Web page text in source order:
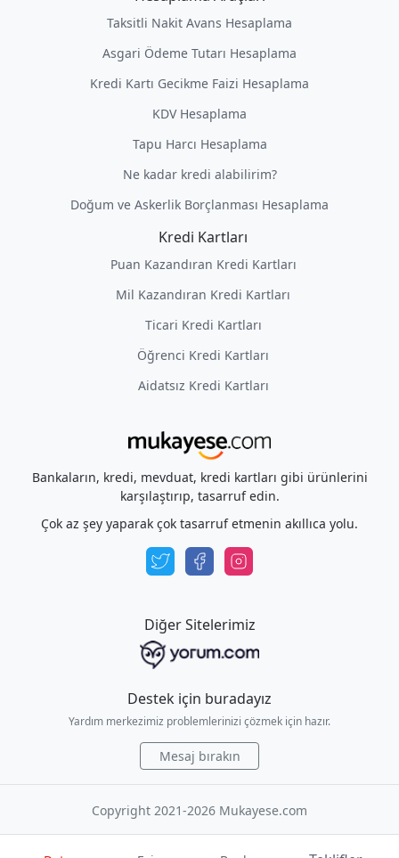
Taksitli Nakit Avans Hesaplama
Asgari Ödeme Tutarı Hesaplama
Kredi Kartı Gecikme Faizi Hesaplama
KDV Hesaplama
Tapu Harcı Hesaplama
Ne kadar kredi alabilirim?
Doğum ve Askerlik Borçlanması Hesaplama
Kredi Kartları
Puan Kazandıran Kredi Kartları
Mil Kazandıran Kredi Kartları
Ticari Kredi Kartları
Öğrenci Kredi Kartları
Aidatsız Kredi Kartları
Bankaların, kredi, mevduat, kredi kartları gibi ürünlerini
karşılaştırıp, tasarruf edin.
Çok az şey yaparak çok tasarruf etmenin akıllıca yolu.
Diğer Sitelerimiz
Destek için buradayız
Yardım merkezimiz problemlerinizi çözmek için hazır.
Mesaj bırakın
Copyright 2021-2026 Mukayese.com